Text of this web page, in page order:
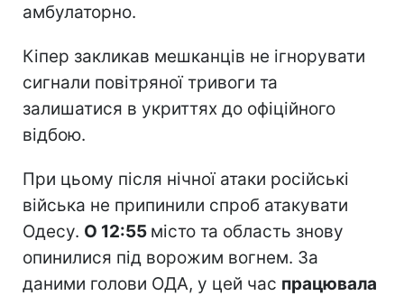
амбулаторно.
Кіпер закликав мешканців не ігнорувати
сигнали повітряної тривоги та
залишатися в укриттях до офіційного
відбою.
При цьому після нічної атаки російські
війська не припинили спроб атакувати
Одесу. О 12:55 місто та область знову
опинилися під ворожим вогнем. За
даними голови ОДА, у цей час працювала